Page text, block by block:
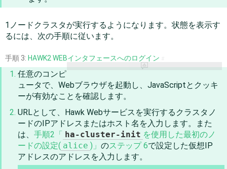
1ノードクラスタが実行するようになります。状態を表示す
るには、次の手順に従います。
手順 3: HAWK2 WEBインタフェースへのログイン
任意のコンピ
ュータで、Webブラウザを起動し、JavaScriptとクッキ
ーが有効なことを確認します。
URLとして、Hawk Webサービスを実行するクラスタノ
ードのIPアドレスまたはホスト名を入力します。また
は、 手順2「 ha-cluster-init を使用した最初のノ
ードの設定( alice )」 のステップ 6で設定した仮想IP
アドレスのアドレスを入力します。